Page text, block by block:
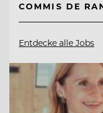
COMMIS DE
Entdecke alle Jobs